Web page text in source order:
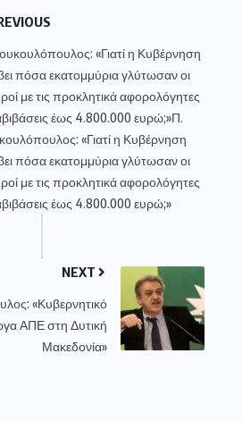
«Γιατί η Κυβέρνηση
πόσα εκατομμύρια γλύτωσαν οι
με τις προκλητικά αφορολόγητες
έως 4.800.000 ευρώ;»Π.
«Γιατί η Κυβέρνηση
πόσα εκατομμύρια γλύτωσαν οι
με τις προκλητικά αφορολόγητες
έως 4.800.000 ευρώ;»
NEXT
«Κυβερνητικό
ΑΠΕ στη Δυτική
Μακεδονία»